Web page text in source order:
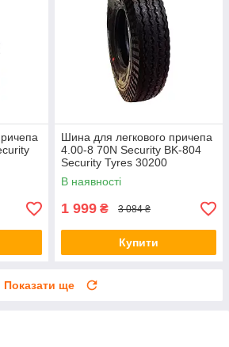
Шина для легкового причепа
4.00-8 70N Security BK-804
Security Tyres 30200
В наявності
1 999 ₴ 3 084 ₴
Купити
Показати ще